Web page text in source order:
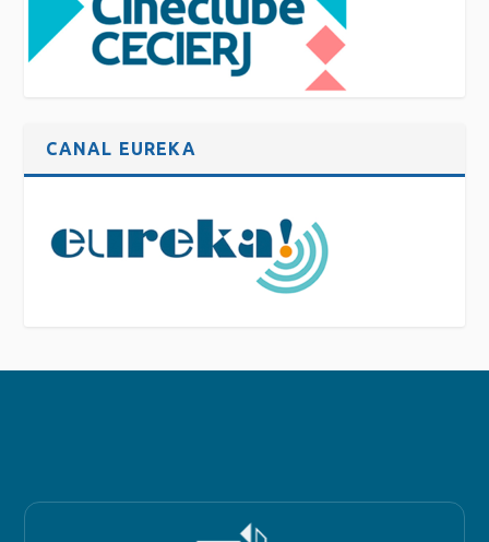
CANAL EUREKA